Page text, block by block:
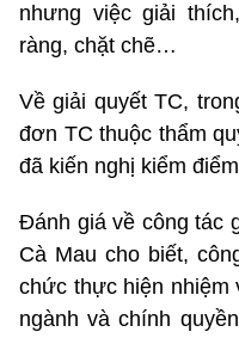
nhưng việc giải
ràng, chặt chẽ…
Về giải quyết TC,
đơn TC thuộc thẩm
đã kiến nghị kiểm
Đánh giá về công tác
Cà Mau cho biết,
chức thực hiện nhiệm
ngành và chính